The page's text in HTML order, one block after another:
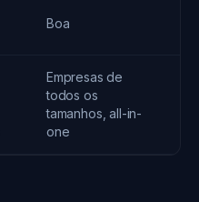
Boa
Empresas de
todos os
tamanhos, all-in-
one